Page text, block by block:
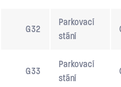
G32
Parkovací
stání
G33
Parkovací
stání